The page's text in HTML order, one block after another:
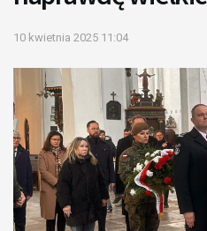
10 kwietnia 2025 11:04